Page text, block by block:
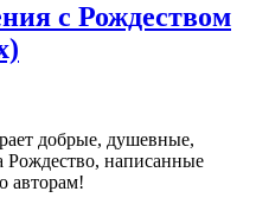
с Рождеством
добрые, душевные,
Рождество, написанные
авторам!